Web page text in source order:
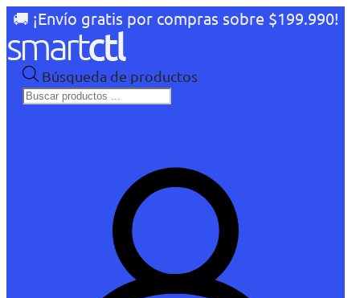
🚚 ¡Envío gratis por compras sobre $199.990!
Búsqueda de productos